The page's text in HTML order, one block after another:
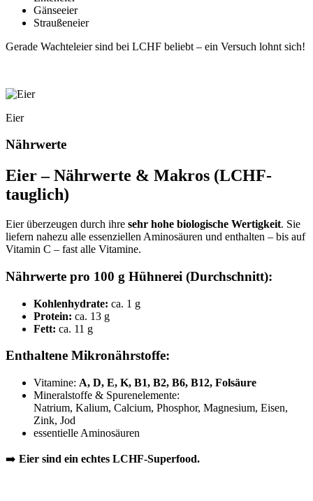
Gänseeier
Straußeneier
Gerade Wachteleier sind bei LCHF beliebt – ein Versuch lohnt sich!
Eier
Nährwerte
Eier – Nährwerte & Makros (LCHF-
tauglich)
Eier überzeugen durch ihre sehr hohe biologische Wertigkeit. Sie
liefern nahezu alle essenziellen Aminosäuren und enthalten – bis auf
Vitamin C – fast alle Vitamine.
Nährwerte pro 100 g Hühnerei (Durchschnitt):
Kohlenhydrate: ca. 1 g
Protein: ca. 13 g
Fett: ca. 11 g
Enthaltene Mikronährstoffe:
Vitamine: A, D, E, K, B1, B2, B6, B12, Folsäure
Mineralstoffe & Spurenelemente:
Natrium, Kalium, Calcium, Phosphor, Magnesium, Eisen,
Zink, Jod
essentielle Aminosäuren
➡️ Eier sind ein echtes LCHF-Superfood.